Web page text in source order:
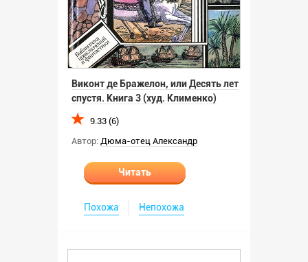
Виконт де Бражелон, или Десять лет
спустя. Книга 3 (худ. Клименко)
9.33 (6)
Автор: Дюма-отец Александр
Читать
Похожа Непохожа